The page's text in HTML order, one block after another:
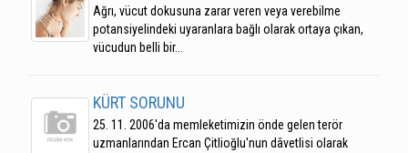
Ağrı, vücut dokusuna zarar veren veya verebilme
potansiyelindeki uyaranlara bağlı olarak ortaya çıkan,
vücudun belli bir...
KÜRT SORUNU
25. 11. 2006'da memleketimizin önde gelen terör
uzmanlarından Ercan Çitlioğlu'nun dâvetlisi olarak